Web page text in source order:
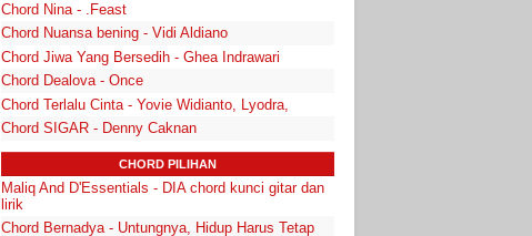
Chord Nina - .Feast
Chord Nuansa bening - Vidi Aldiano
Chord Jiwa Yang Bersedih - Ghea Indrawari
Chord Dealova - Once
Chord Terlalu Cinta - Yovie Widianto, Lyodra,
Chord SIGAR - Denny Caknan
CHORD PILIHAN
Maliq And D'Essentials - DIA chord kunci gitar dan
lirik
Chord Bernadya - Untungnya, Hidup Harus Tetap